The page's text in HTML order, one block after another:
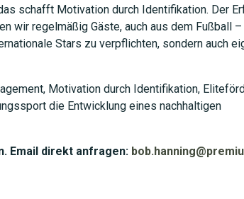
schafft Motivation durch Identifikation. Der
wir regelmäßig Gäste, auch aus dem Fußball
Stars zu verpflichten, sondern auch
Motivation durch Identifikation,
die Entwicklung eines nachhaltigen
Email direkt anfragen: